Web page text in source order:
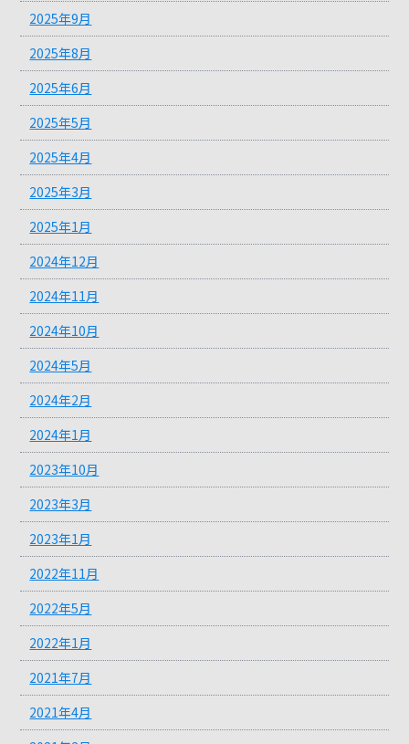
2025年9月
2025年8月
2025年6月
2025年5月
2025年4月
2025年3月
2025年1月
2024年12月
2024年11月
2024年10月
2024年5月
2024年2月
2024年1月
2023年10月
2023年3月
2023年1月
2022年11月
2022年5月
2022年1月
2021年7月
2021年4月